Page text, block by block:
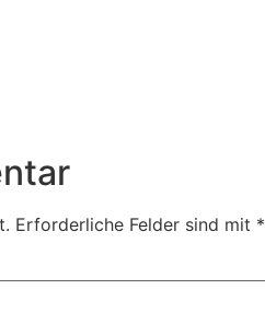
Erforderliche Felder sind mit *